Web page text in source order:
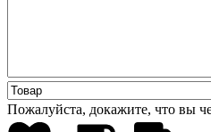
Пожалуйста, докажите, что вы